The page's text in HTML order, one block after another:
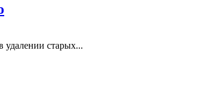
удалении старых...